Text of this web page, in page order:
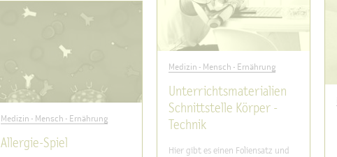
Medizin - Mensch - Ernährung
Unterrichtsmaterialien
Schnittstelle Körper -
Technik
Hier gibt es einen Foliensatz und
Medizin - Mensch - Ernährung
Allergie-Spiel